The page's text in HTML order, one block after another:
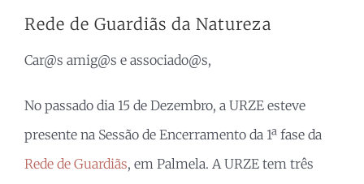
Rede de Guardiãs da Natureza
Car@s amig@s e associado@s,
No passado dia 15 de Dezembro, a URZE esteve
presente na Sessão de Encerramento da 1ª fase da
Rede de Guardiãs, em Palmela. A URZE tem três